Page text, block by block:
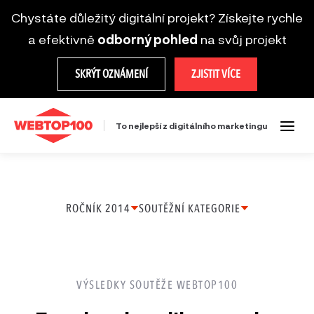
Chystáte důležitý digitální projekt? Získejte rychle
a efektivně odborný pohled na svůj projekt
SKRÝT OZNÁMENÍ ZJISTIT VÍCE
To nejlepší z digitálního marketingu
ROČNÍK 2014 SOUTĚŽNÍ KATEGORIE
Microsite
VÝSLEDKY SOUTĚŽE WEBTOP100